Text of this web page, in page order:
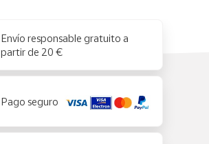
Envío responsable gratuito a
partir de 20 €
Pago seguro